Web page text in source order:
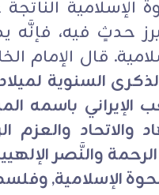
الإسلامية
حدثٍ فيه،
قال الإمام
السنوية
الإيراني باسمه
والاتحاد والعزم
والنَّصر
الإسلامية,